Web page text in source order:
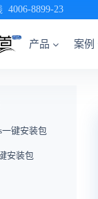
4006-8899-23
产品 案例
一键安装包
安装包